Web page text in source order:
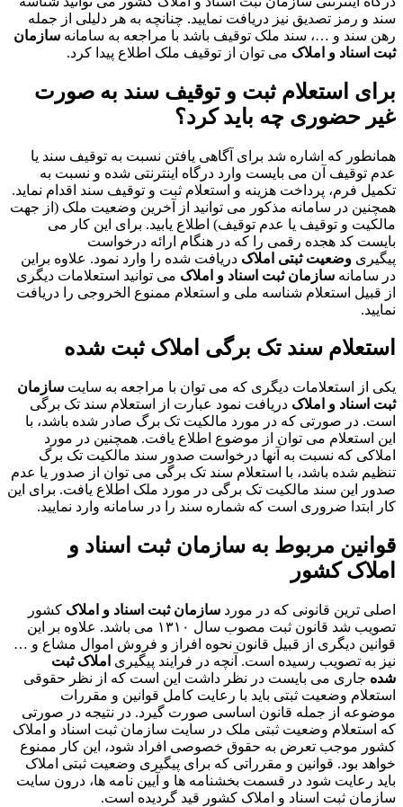
سند و رمز تصدیق نیز دریافت نمایید. چنانچه به هر دلیلی از جمله
رهن سند و …، سند ملک توقیف باشد با مراجعه به سامانه سازمان
ثبت اسناد و املاک می توان از توقیف ملک اطلاع پیدا کرد.
برای استعلام ثبت و توقیف سند به صورت
غیر حضوری چه باید کرد؟
همانطور که اشاره شد برای آگاهی یافتن نسبت به توقیف سند یا
عدم توقیف آن می بایست وارد درگاه اینترنتی شده و نسبت به
تکمیل فرم، پرداخت هزینه و استعلام ثبت و توقیف سند اقدام نماید.
همچنین در سامانه مذکور می توانید از آخرین وضعیت ملک (از جهت
مالکیت و توقیف یا عدم توقیف) اطلاع یابید. برای این کار می
بایست کد هجده رقمی را که در هنگام ارائه درخواست
پیگیری وضعیت ثبتی املاک دریافت شده را وارد نمود. علاوه براین
در سامانه سازمان ثبت اسناد و املاک می توانید استعلامات دیگری
از قبیل استعلام شناسه ملی و استعلام ممنوع الخروجی را دریافت
نمایید.
استعلام سند تک برگی املاک ثبت شده
یکی از استعلامات دیگری که می توان با مراجعه به سایت سازمان
ثبت اسناد و املاک دریافت نمود عبارت از استعلام سند تک برگی
است. در صورتی که در مورد مالکیت تک برگ صادر شده باشد، با
این استعلام می توان از موضوع اطلاع یافت. همچنین در مورد
املاکی که نسبت به آنها درخواست صدور سند مالکیت تک برگ
تنظیم شده باشد، با استعلام سند تک برگی می توان از صدور یا عدم
صدور این سند مالکیت تک برگی در مورد ملک اطلاع یافت. برای این
کار ابتدا ضروری است که شماره سند را در سامانه وارد نمایید.
قوانین مربوط به سازمان ثبت اسناد و
املاککشور
اصلی ترین قانونی که در مورد سازمان ثبت اسناد و املاک کشور
تصویب شد قانون ثبت مصوب سال ۱۳۱۰ می باشد. علاوه بر این
قوانین دیگری از قبیل قانون نحوه افراز و فروش اموال مشاع و …
نیز به تصویب رسیده است. آنچه در فرایند پیگیری املاک ثبت
شده جاری می بایست در نظر داشت این است که از نظر حقوقی
استعلام وضعیت ثبتی باید با رعایت کامل قوانین و مقررات
موضوعه از جمله قانون اساسی صورت گیرد. در نتیجه در صورتی
که استعلام وضعیت ثبتی ملک در سایت سازمان ثبت اسناد و املاک
کشور موجب تعرض به حقوق خصوصی افراد شود، این کار ممنوع
خواهد بود. قوانین و مقرراتی که برای پیگیری وضعیت ثبتی املاک
باید رعایت شود در قسمت بخشنامه ها و آیین نامه ها، درون سایت
سازمان ثبت اسناد و املاک کشور قید گردیده است.